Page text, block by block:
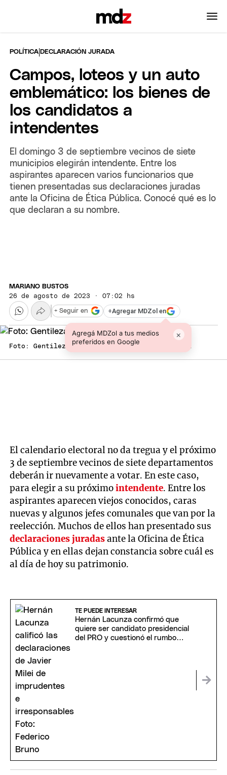
POLÍTICA |DECLARACIÓN JURADA
Campos, loteos y un auto
emblemático: los bienes de
los candidatos a
intendentes
El domingo 3 de septiembre vecinos de siete
municipios elegirán intendente. Entre los
aspirantes aparecen varios funcionarios que
tienen presentadas sus declaraciones juradas
ante la Oficina de Ética Pública. Conocé qué es lo
que declaran a su nombre.
MARIANO BUSTOS
26 de agosto de 2023 · 07:02 hs
+Agregar MDZol en
Agregá MDZol a tus medios
preferidos en Google
×
+ Seguir en
Foto: Gentileza / Municipalidad de San Rafael
El calendario electoral no da tregua y el próximo
3 de septiembre vecinos de siete departamentos
deberán ir nuevamente a votar. En este caso,
para elegir a su próximointendente. Entre los
aspirantes aparecen viejos conocidos, caras
nuevas y algunos jefes comunales que van por la
reelección. Muchos de ellos han presentado sus
declaraciones juradasante la Oficina de Ética
Pública y en ellas dejan constancia sobre cuál es
al día de hoy su patrimonio.
TE PUEDE INTERESAR
Hernán Lacunza confirmó que
quiere ser candidato presidencial
del PRO y cuestionó el rumbo